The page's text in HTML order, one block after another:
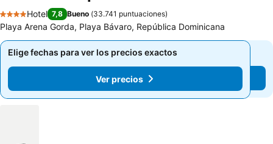
4 Estrellas
Hotel 7,8 Bueno (33.741 puntuaciones)
Playa Arena Gorda, Playa Bávaro, República Dominicana
Elige fechas para ver los precios exactos
Ver precios
Elige fechas para ver los precios exactos
Ver precios